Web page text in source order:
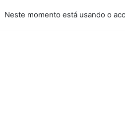
Neste momento está usando o